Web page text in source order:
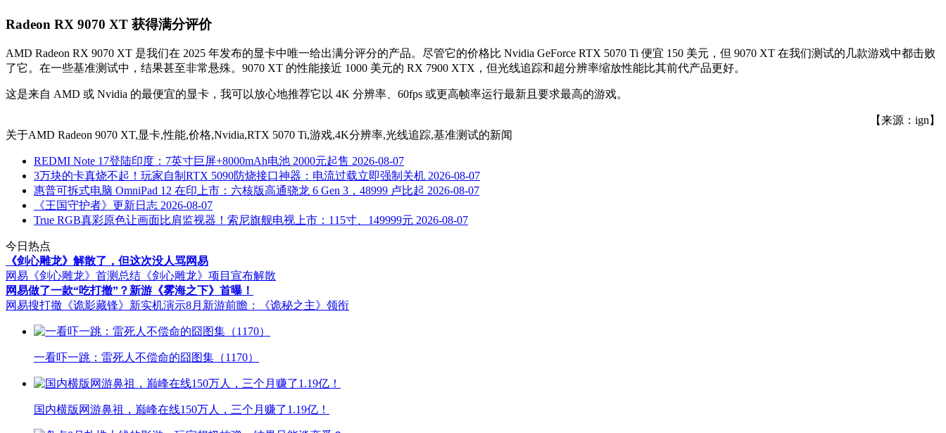
Radeon RX 9070 XT 获得满分评价
AMD Radeon RX 9070 XT 是我们在 2025 年发布的显卡中唯一给出满分评分的产品。尽管它的价格比 Nvidia GeForce RTX 5070 Ti 便宜 150 美元，但 9070 XT 在我们测试的几款游戏中都击败
了它。在一些基准测试中，结果甚至非常悬殊。9070 XT 的性能接近 1000 美元的 RX 7900 XTX，但光线追踪和超分辨率缩放性能比其前代产品更好。
这是来自 AMD 或 Nvidia 的最便宜的显卡，我可以放心地推荐它以 4K 分辨率、60fps 或更高帧率运行最新且要求最高的游戏。
【来源：ign】
关于AMD Radeon 9070 XT,显卡,性能,价格,Nvidia,RTX 5070 Ti,游戏,4K分辨率,光线追踪,基准测试的新闻
REDMI Note 17登陆印度：7英寸巨屏+8000mAh电池 2000元起售 2026-08-07
3万块的卡真烧不起！玩家自制RTX 5090防烧接口神器：电流过载立即强制关机 2026-08-07
惠普可拆式电脑 OmniPad 12 在印上市：六核版高通骁龙 6 Gen 3，48999 卢比起 2026-08-07
《王国守护者》更新日志 2026-08-07
True RGB真彩原色让画面比肩监视器！索尼旗舰电视上市：115寸、149999元 2026-08-07
今日热点
《剑心雕龙》解散了，但这次没人骂网易
网易《剑心雕龙》首测总结 《剑心雕龙》项目宣布解散
网易做了一款“吃打撤”？新游《雾海之下》首曝！
网易搜打撤《诡影藏锋》新实机演示8月新游前瞻：《诡秘之主》领衔
一看吓一跳：雷死人不偿命的囧图集（1170）
国内横版网游鼻祖，巅峰在线150万人，三个月赚了1.19亿！